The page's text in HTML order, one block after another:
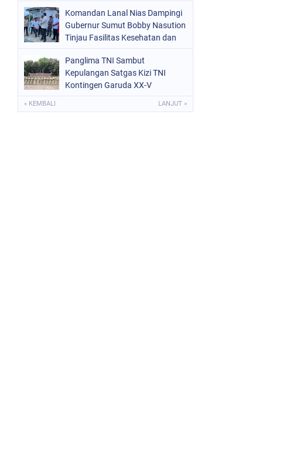
laga final. Green Force menang 6-
5 setelah kedua tim bermain
imbang 1-1 hingga 120 menit
Komandan Lanal Nias Dampingi
Gubernur Sumut Bobby Nasution
Tinjau Fasilitas Kesehatan dan
Utara
Panglima TNI Sambut
Kepulangan Satgas Kizi TNI
Kontingen Garuda XX-V
« KEMBALI LANJUT »